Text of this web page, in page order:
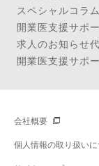
スペシャルコラム
開業医支援サポ
求人のお知らせ
開業医支援サポ
会社概要
個人情報の取り扱い